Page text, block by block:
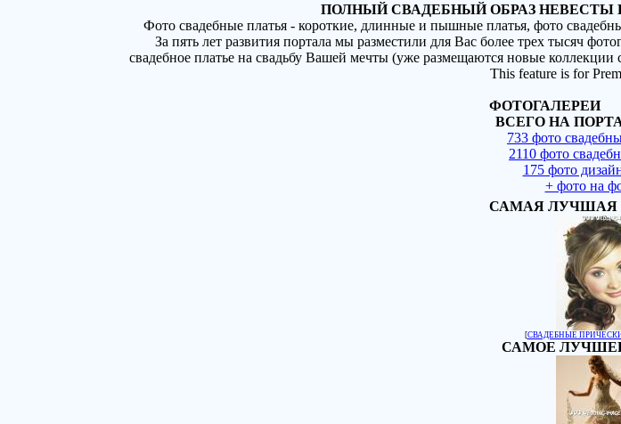
ПОЛНЫЙ СВАДЕБНЫЙ ОБРАЗ НЕВЕСТЫ И
Фото свадебные платья - короткие, длинные и пышные платья, фото
За пять лет развития портала мы разместили для Вас более трех тысяч
свадебное платье на свадьбу Вашей мечты (уже размещаются новые
This feature is for
ФОТОГАЛЕРЕИ
ВСЕГО НА
733 фото
2110 фото
175 фото
+ фото на
САМАЯ ЛУЧШАЯ
[СВАДЕБНЫЕ
САМОЕ